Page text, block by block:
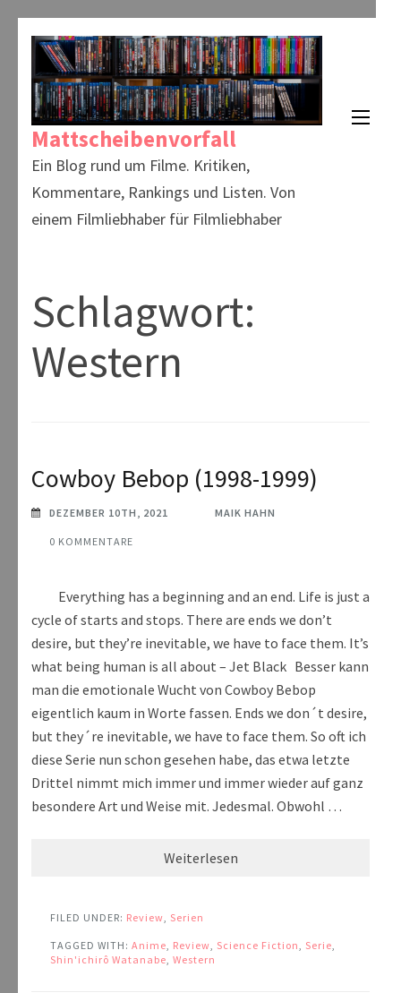
springen
(Enter
drücken)
Mattscheibenvorfall
Ein Blog rund um Filme. Kritiken,
Kommentare, Rankings und Listen. Von
einem Filmliebhaber für Filmliebhaber
Schlagwort:
Western
Cowboy Bebop (1998-1999)
DEZEMBER 10TH, 2021 MAIK HAHN
0 KOMMENTARE
Everything has a beginning and an end. Life is just a
cycle of starts and stops. There are ends we don’t
desire, but they’re inevitable, we have to face them. It’s
what being human is all about – Jet Black Besser kann
man die emotionale Wucht von Cowboy Bebop
eigentlich kaum in Worte fassen. Ends we don´t desire,
but they´re inevitable, we have to face them. So oft ich
diese Serie nun schon gesehen habe, das etwa letzte
Drittel nimmt mich immer und immer wieder auf ganz
besondere Art und Weise mit. Jedesmal. Obwohl …
Weiterlesen
FILED UNDER: Review Serien
TAGGED WITH: Anime Review Science Fiction Serie
Shin'ichirô Watanabe Western